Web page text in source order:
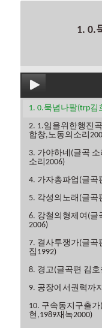
1. 0.
1. 0.묵념나팔(trp김
2. 1.임을위한행진
합창,노동의소리
3. 가야하네(글곡
소리2006)
4. 가자총파업(글곡
5. 각성의노래(글곡
6. 강철의형제여(글
2006)
7. 결사투쟁가(글곡
집1992)
8. 경고(글곡편 김
9. 공장에서권력까
10. 구속동지구출
현,1989재녹2000)